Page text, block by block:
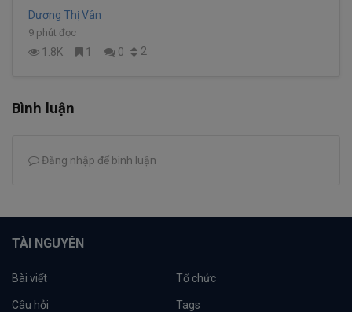
Dương Thị Vân
9 phút đọc
1.8K 1 0 2
Bình luận
Đăng nhập để bình luận
TÀI NGUYÊN
Bài viết Tổ chức
Câu hỏi Tags